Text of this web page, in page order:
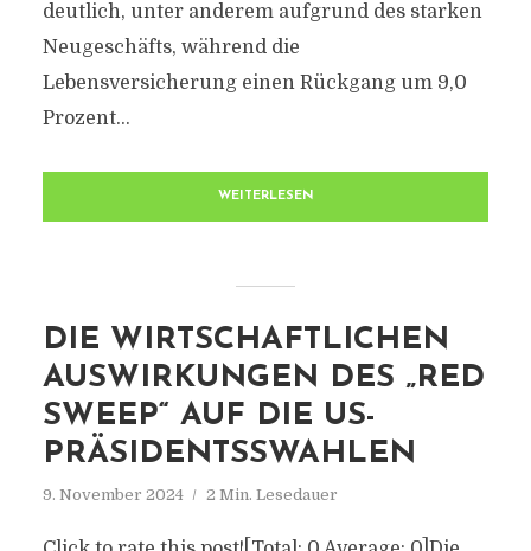
deutlich, unter anderem aufgrund des starken
Neugeschäfts, während die
Lebensversicherung einen Rückgang um 9,0
Prozent...
WEITERLESEN
DIE WIRTSCHAFTLICHEN
AUSWIRKUNGEN DES „RED
SWEEP“ AUF DIE US-
PRÄSIDENTSSWAHLEN
9. November 2024 2 Min. Lesedauer